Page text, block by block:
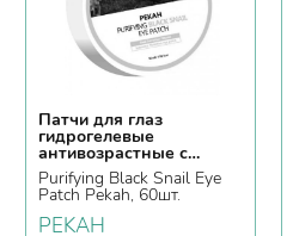
Патчи для глаз
гидрогелевые
антивозрастные с
муцином черной улитки
Purifying Black Snail Eye
Patch Pekah, 60шт.
PEKAH